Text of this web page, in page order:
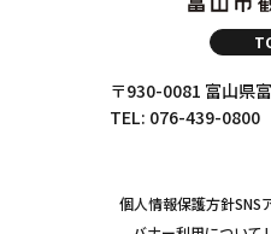
〒930-0081 富山県
TEL: 076-439-0800
個人情報保護方針SNS